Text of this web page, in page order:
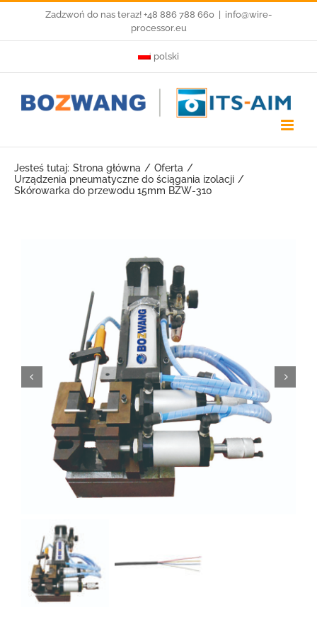
Zadzwoń do nas teraz! +48 886 788 660
info@wire-
processor.eu
polski
Jesteś tutaj: Strona główna
Oferta
Urządzenia pneumatyczne do ściągania izolacji
Skórowarka do przewodu 15mm BZW-310